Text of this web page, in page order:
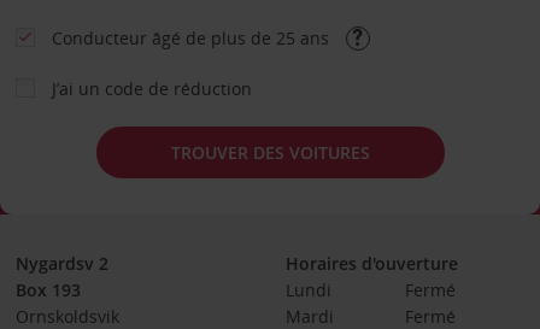
Conducteur âgé de plus de 25 ans
J’ai un code de réduction
TROUVER DES VOITURES
Nygardsv 2
Box 193
Ornskoldsvik
Horaires d'ouverture
Lundi
Fermé
Mardi
Fermé